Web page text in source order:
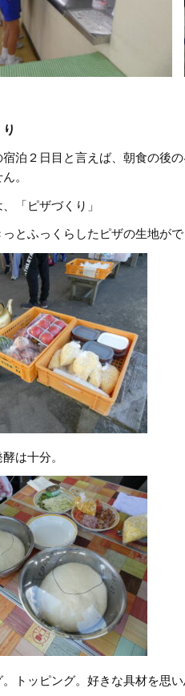
泊２日目と言えば、朝食の後
。
「ピザづくり」
とふっくらしたピザの生地がで
は十分。
トッピング。好きな具材を思い